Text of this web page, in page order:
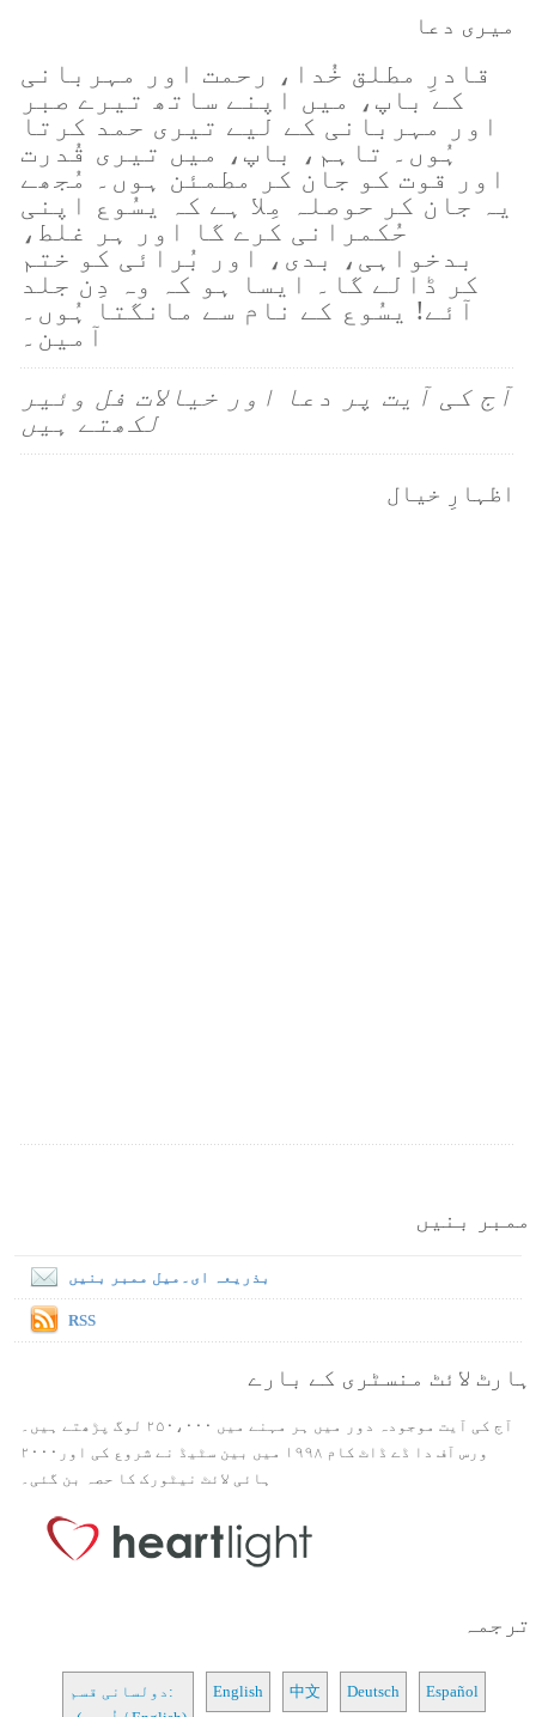
میری دعا
قادرِ مطلق خُدا، رحمت اور مہربانی
کے باپ، میں اپنے ساتھ تیرے صبر
اور مہربانی کے لیے تیری حمد کرتا
ہُوں۔ تاہم، باپ، میں تیری قُدرت
اور قوت کو جان کر مطمئن ہوں۔ مُجھے
یہ جان کر حوصلہ مِلا ہے کہ یسُوع اپنی
حُکمرانی کرے گا اور ہر غلط،
بدخواہی، بدی، اور بُرائی کو ختم
کر ڈالے گا۔ ایسا ہو کہ وہ دِن جلد
آئے! یسُوع کے نام سے مانگتا ہُوں۔
آمین۔
آج کی آیت پر دعا اور خیالات فل وئیر
لکھتے ہیں
اظہارِ خیال
ممبر بنیں
بذریعہ ای۔میل ممبر بنیں
RSS
ہارٹ لائٹ منسٹری کے بارے
آج کی آیت موجودہ دور میں ہر مہنے میں ۲۵۰،۰۰۰ لوگ پڑھتے ہیں۔
ورس آف دا ڈے ڈاٹ کام ۱۹۹۸ میں بین سٹیڈ نے شروع کی اور۲۰۰۰
ہائی لائٹ نیٹورک کا حصہ بن گئی۔
ترجمہ
دولسانی قسم:
English 中文 Deutsch Español